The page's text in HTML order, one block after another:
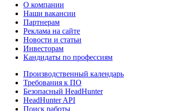
О компании
Наши вакансии
Партнерам
Реклама на сайте
Новости и статьи
Инвесторам
Кандидаты по профессиям
Производственный календарь
Требования к ПО
Безопасный HeadHunter
HeadHunter API
Поиск работы